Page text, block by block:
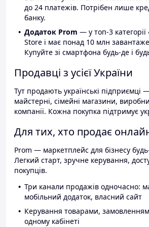
до 24 платежів. Потрібен лише
банку.
Додаток Prom — у топ-3
Store і має понад 10 млн
Купуйте зі смартфона будь-де і
Продавці з усієї України
Тут продають українські підприємці
майстерні, сімейні магазини,
компанії. Кожна покупка підтримує
Для тих, хто продає
Prom — маркетплейс для бізнесу
Легкий старт, зручне керування,
покупців.
Три канали продажів одночасно:
мобільний додаток, власний сайт
Керування товарами,
одному кабінеті